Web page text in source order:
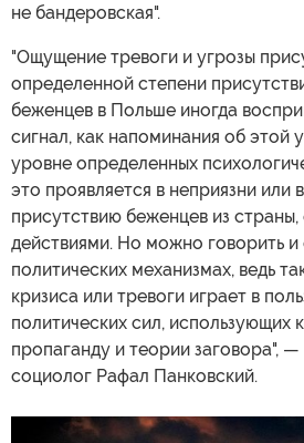
не бандеровская".
"Ощущение тревоги и угрозы
определенной степени
беженцев в Польше иногда
сигнал, как напоминания об этой
уровне определенных
это проявляется в неприязни или
присутствию беженцев из
действиями. Но можно говорить и
политических механизмах, ведь
кризиса или тревоги играет в
политических сил, использующих
пропаганду и теории заговора",
социолог Рафал Панковский.